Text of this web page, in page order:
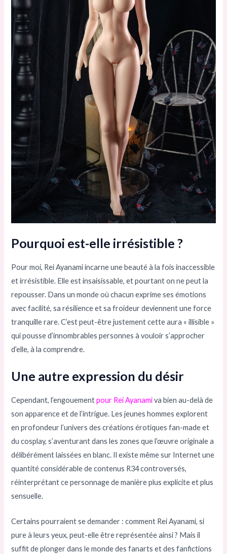
Pourquoi est-elle irrésistible ?
Pour moi, Rei Ayanami incarne une beauté à la fois inaccessible
et irrésistible. Elle est insaisissable, et pourtant on ne peut la
repousser. Dans un monde où chacun exprime ses émotions
avec facilité, sa résilience et sa froideur deviennent une force
tranquille rare. C’est peut-être justement cette aura « illisible »
qui pousse d’innombrables personnes à vouloir s’approcher
d’elle, à la comprendre.
Une autre expression du désir
Cependant, l’engouementpour Rei Ayanamiva bien au-delà de
son apparence et de l’intrigue. Les jeunes hommes explorent
en profondeur l’univers des créations érotiques fan-made et
du cosplay, s’aventurant dans les zones que l’œuvre originale a
délibérément laissées en blanc. Il existe même sur Internet une
quantité considérable de contenus R34 controversés,
réinterprétant ce personnage de manière plus explicite et plus
sensuelle.
Certains pourraient se demander : comment Rei Ayanami, si
pure à leurs yeux, peut-elle être représentée ainsi ? Mais il
suffit de plonger dans le monde des fanarts et des fanfictions